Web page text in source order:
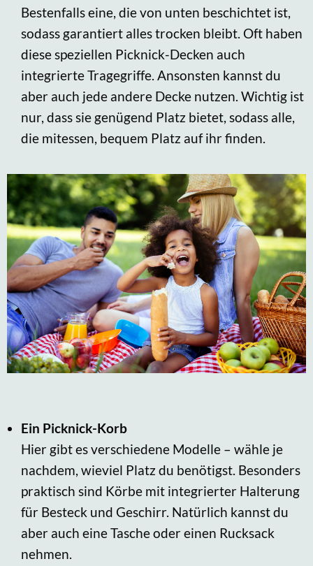
Bestenfalls eine, die von unten beschichtet ist,
sodass garantiert alles trocken bleibt. Oft haben
diese speziellen Picknick-Decken auch
integrierte Tragegriffe. Ansonsten kannst du
aber auch jede andere Decke nutzen. Wichtig ist
nur, dass sie genügend Platz bietet, sodass alle,
die mitessen, bequem Platz auf ihr finden.
Ein Picknick-Korb
Hier gibt es verschiedene Modelle – wähle je
nachdem, wieviel Platz du benötigst. Besonders
praktisch sind Körbe mit integrierter Halterung
für Besteck und Geschirr. Natürlich kannst du
aber auch eine Tasche oder einen Rucksack
nehmen.